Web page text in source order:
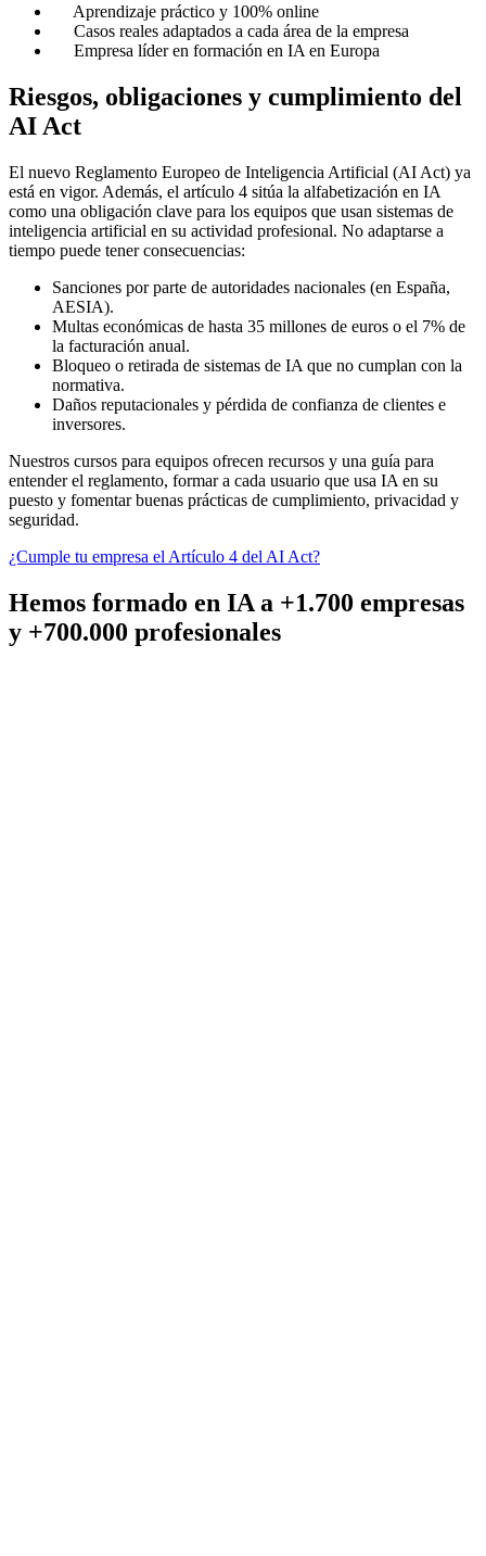
Aprendizaje práctico y 100% online
Casos reales adaptados a cada área de la empresa
Empresa líder en formación en IA en Europa
Riesgos, obligaciones y cumplimiento del
AI Act
El nuevo Reglamento Europeo de Inteligencia Artificial (AI Act) ya
está en vigor. Además, el artículo 4 sitúa la alfabetización en IA
como una obligación clave para los equipos que usan sistemas de
inteligencia artificial en su actividad profesional. No adaptarse a
tiempo puede tener consecuencias:
Sanciones por parte de autoridades nacionales (en España,
AESIA).
Multas económicas de hasta 35 millones de euros o el 7% de
la facturación anual.
Bloqueo o retirada de sistemas de IA que no cumplan con la
normativa.
Daños reputacionales y pérdida de confianza de clientes e
inversores.
Nuestros cursos para equipos ofrecen recursos y una guía para
entender el reglamento, formar a cada usuario que usa IA en su
puesto y fomentar buenas prácticas de cumplimiento, privacidad y
seguridad.
¿Cumple tu empresa el Artículo 4 del AI Act?
Hemos formado en IA a +1.700 empresas
y +700.000 profesionales